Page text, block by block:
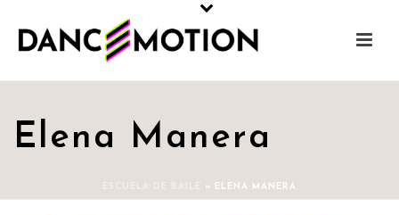
Elena Manera
» ELENA MANERA